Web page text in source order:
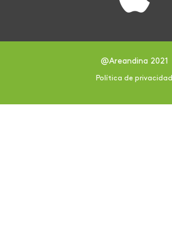
@Areandina 2021
Política de privacidad